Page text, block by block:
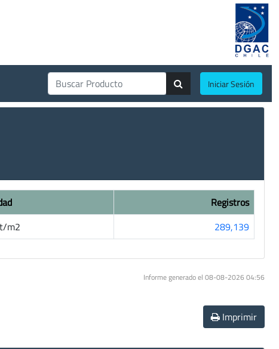
Iniciar Sesión
Registros
m2 289,139
Informe generado el 08-08-2026 04:56
Imprimir